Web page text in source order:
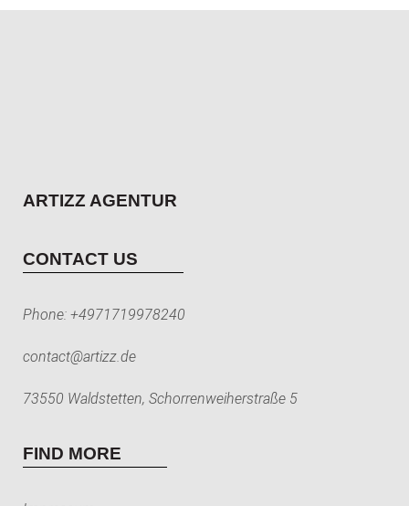
ARTIZZ AGENTUR
CONTACT US
Phone: +4971719978240
contact@artizz.de
73550 Waldstetten, Schorrenweiherstraße 5
FIND MORE